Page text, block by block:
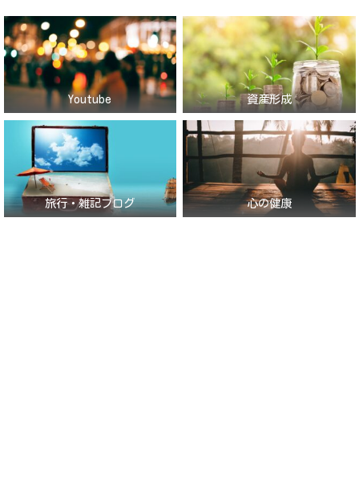
Youtube 資産形成
旅行・雑記ブログ 心の健康